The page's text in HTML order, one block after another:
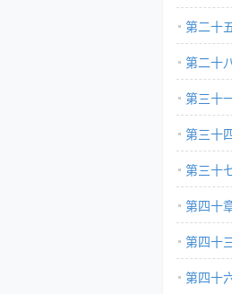
第二十
第二十
第三十
第三十
第三十
第四十
第四十
第四十